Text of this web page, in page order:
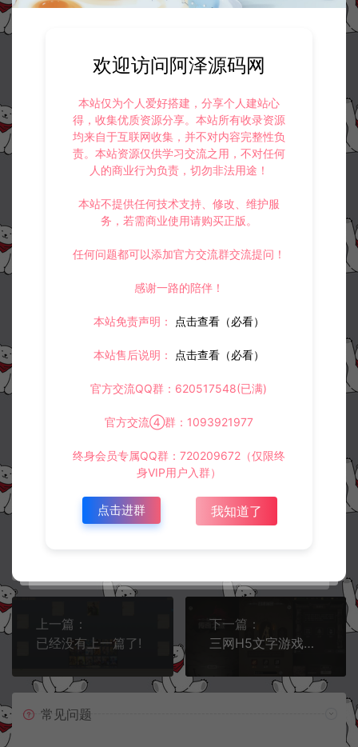
此资源仅限注册用户下载，请先 登录
收藏 (0) 打赏 点赞 (0)
本站资源售价只是赞助，收取费用仅维持本站的日常运营所需。
将会第一时间解决！
业用途，请大家不要用于商用！
侵权联系邮箱：32838727@qq.com
阿泽源码网 小游戏H5 三网稀有卡牌策略游戏【无名杀H5】5月
最新整理Win一键即玩服务端+解压即玩+详细搭建教程
https://www.lyzwlkj.vip/32129/syzy/xyxh5/
上一篇：
已经没有上一篇了!
下一篇：
三网H5文字游戏【传奇之旅H5】11月最新整理Linux手工服务端+Win一键服务端+内置GM+简易安卓客户端+详细搭建教程
常见问题
欢迎访问阿泽源码网
本站仅为个人爱好搭建，分享个人建站心
得，收集优质资源分享。本站所有收录资源
均来自于互联网收集，并不对内容完整性负
责。本站资源仅供学习交流之用，不对任何
人的商业行为负责，切勿非法用途！
本站不提供任何技术支持、修改、维护服
务，若需商业使用请购买正版。
任何问题都可以添加官方交流群交流提问！
感谢一路的陪伴！
本站免责声明： 点击查看（必看）
本站售后说明： 点击查看（必看）
官方交流QQ群：620517548(已满)
官方交流④群：1093921977
终身会员专属QQ群：720209672（仅限终
身VIP用户入群）
点击进群 我知道了